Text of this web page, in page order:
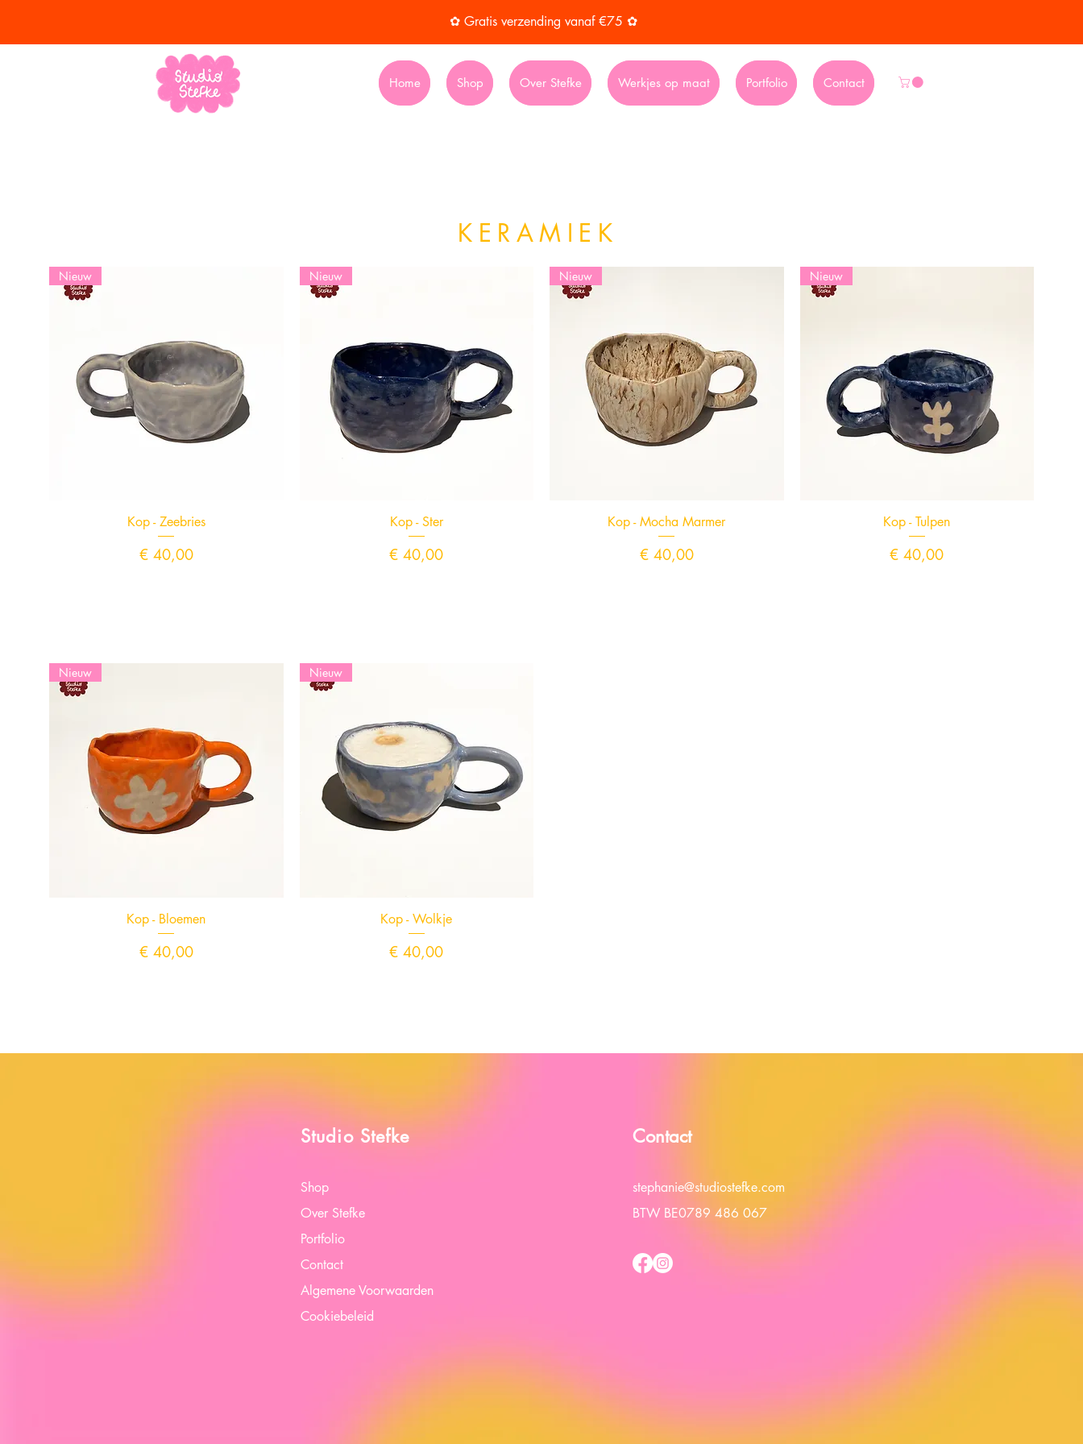
✿ Gratis verzending vanaf €75 ✿
Home Shop Over Stefke Werkjes op maat Portfolio Contact
KERAMIEK
Snel overzicht
Nieuw
Kop - Zeebries
Prijs
€ 40,00
Snel overzicht
Nieuw
Kop - Ster
Prijs
€ 40,00
Snel overzicht
Nieuw
Kop - Mocha Marmer
Prijs
€ 40,00
Snel overzicht
Nieuw
Kop - Tulpen
Prijs
€ 40,00
Snel overzicht
Nieuw
Kop - Bloemen
Prijs
€ 40,00
Snel overzicht
Nieuw
Kop - Wolkje
Prijs
€ 40,00
Studio Stefke
Shop
Over Stefke
Portfolio
Contact
Algemene Voorwaarden
Cookiebeleid
Contact
stephanie@studiostefke.com
BTW BE0789 486 067